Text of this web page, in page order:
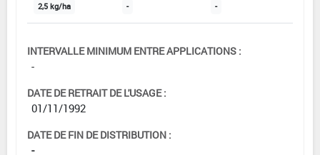
2,5 kg/ha - -
INTERVALLE MINIMUM ENTRE APPLICATIONS :
-
DATE DE RETRAIT DE L'USAGE :
01/11/1992
DATE DE FIN DE DISTRIBUTION :
-